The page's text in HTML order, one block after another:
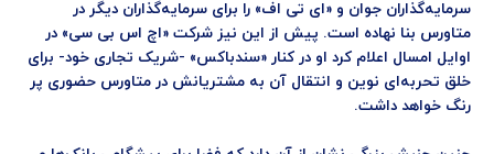
سرمایه‌گذاران جوان و «ای تی اف» را برای سرمایه‌گذاران دیگر در
متاورس بنا نهاده است. پیش از این نیز شرکت «اچ اس بی سی» در
اوایل امسال اعلام کرد او در کنار «سندباکس» -شریک تجاری خود- برای
خلق تحربه‌ای نوین و انتقال آن به مشتریانش در متاورس حضوری پر
رنگ خواهد داشت.